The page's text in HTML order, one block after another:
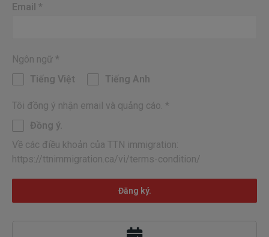
Email *
Ngôn ngữ *
Tiếng Việt
Tiếng Anh
Tôi đồng ý nhận email và quảng cáo. *
Đồng ý.
Về các điều khoản của TTN immigration:
https://ttnimmigration.ca/vi/terms-condition/
Đăng ký.